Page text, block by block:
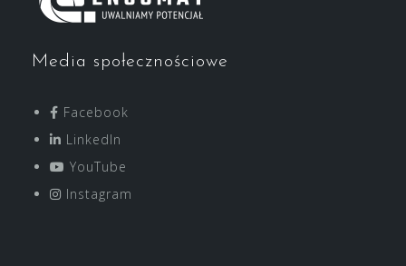
Media społecznościowe
Facebook
LinkedIn
YouTube
Instagram